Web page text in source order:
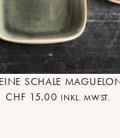
SCHALE
CHF 15.00 INKL. MWST.